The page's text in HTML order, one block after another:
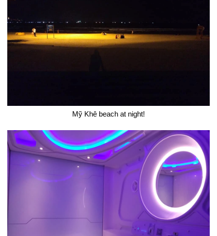
Mỹ Khê beach at night!